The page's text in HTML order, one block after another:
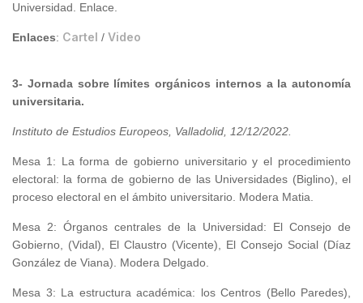
Universidad. Enlace.
Enlaces: Cartel / Video
3- Jornada sobre límites orgánicos internos a la autonomía
universitaria.
Instituto de Estudios Europeos, Valladolid, 12/12/2022
Mesa 1: La forma de gobierno universitario y el procedimiento
electoral: la forma de gobierno de las Universidades (Biglino), el
proceso electoral en el ámbito universitario. Modera Matia.
Mesa 2: Órganos centrales de la Universidad: El Consejo de
Gobierno, (Vidal), El Claustro (Vicente), El Consejo Social (Díaz
González de Viana). Modera Delgado.
Mesa 3: La estructura académica: los Centros (Bello Paredes),